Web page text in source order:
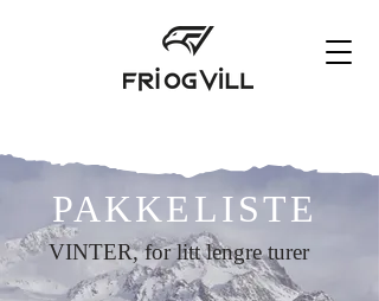
VINTER, for litt lengre turer
PAKKELISTE